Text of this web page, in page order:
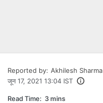
Reported by: Akhilesh Sharma
जून 17, 2021 13:04 IST
Read Time: 3 mins